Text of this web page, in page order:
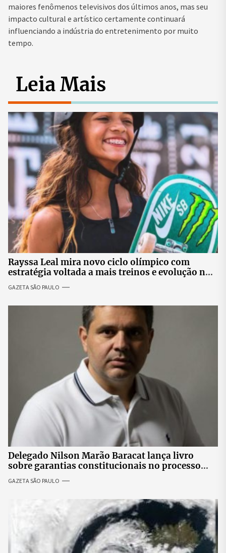
maiores fenômenos televisivos dos últimos anos, mas seu
impacto cultural e artístico certamente continuará
influenciando a indústria do entretenimento por muito
tempo.
Leia Mais
Rayssa Leal mira novo ciclo olímpico com
estratégia voltada a mais treinos e evolução no
GAZETA SÃO PAULO
Delegado Nilson Marão Baracat lança livro
sobre garantias constitucionais no processo
penal brasileiro
GAZETA SÃO PAULO